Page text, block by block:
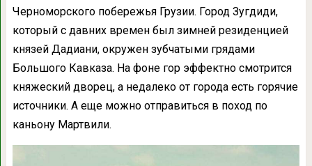
Черноморского побережья Грузии. Город Зугдиди,
который с давних времен был зимней резиденцией
князей Дадиани, окружен зубчатыми грядами
Большого Кавказа. На фоне гор эффектно смотрится
княжеский дворец, а недалеко от города есть горячие
источники. А еще можно отправиться в поход по
каньону Мартвили.